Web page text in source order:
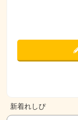
新着れしぴ